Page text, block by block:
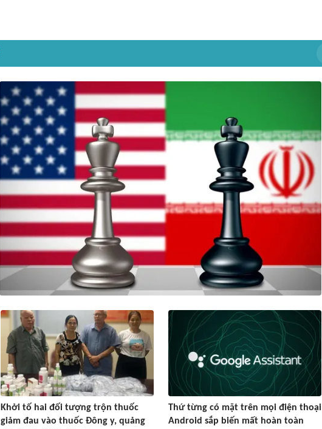
Khởi tố hai đối tượng trộn thuốc
giảm đau vào thuốc Đông y, quảng
Thứ từng có mặt trên mọi điện thoại
Android sắp biến mất hoàn toàn